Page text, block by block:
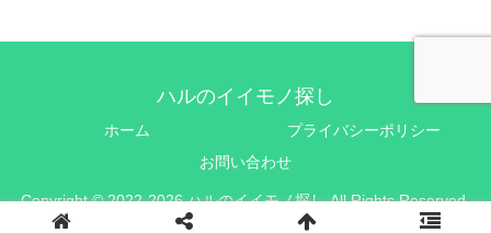
ハルのイイモノ探し
ホーム
プライバシーポリシー
お問い合わせ
Copyright © 2022-2026 ハルのイイモノ探し All Rights Reserved.